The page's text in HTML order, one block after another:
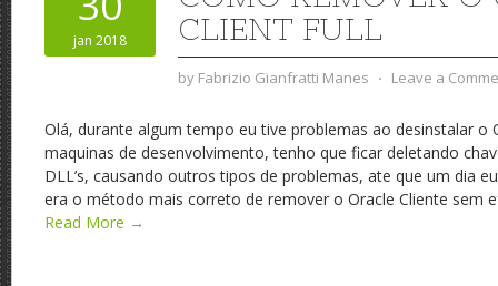
jan 2018
CLIENT FULL
by Fabrizio Gianfratti Manes ⋅ Leave a
Olá, durante algum tempo eu tive problemas ao desinstalar o
maquinas de desenvolvimento, tenho que ficar deletando
DLL’s, causando outros tipos de problemas, ate que um dia
era o método mais correto de remover o Oracle Cliente sem
Read More →